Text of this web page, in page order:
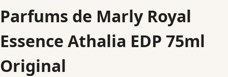
Parfums de Marly Royal
Essence Athalia EDP 75ml
Original